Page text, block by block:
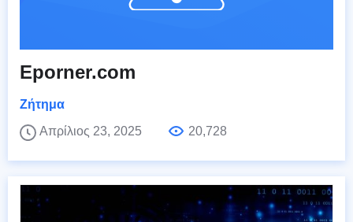
Eporner.com
Ζήτημα
Απρίλιος 23, 2025
20,728